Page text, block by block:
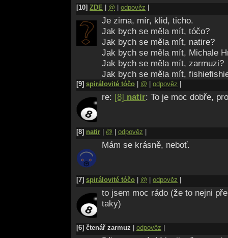
[10] ZDE @ odpověz
Je zima, mír, klid, ticho.
Jak bych se měla mít, tóčo?
Jak bych se měla mít, natire?
Jak bych se měla mít, Michale
Jak bych se měla mít, zarmuzi?
Jak bych se měla mít,
[9] spirálovité tóčo @ odpověz
re: [8] natir: To je moc dobře,
[8] natir @ odpověz
Mám se krásně, neboť.
[7] spirálovité tóčo @ odpověz
to jsem moc rádo (že to nejni
taky)
[6] čtenář zarmuz odpověz